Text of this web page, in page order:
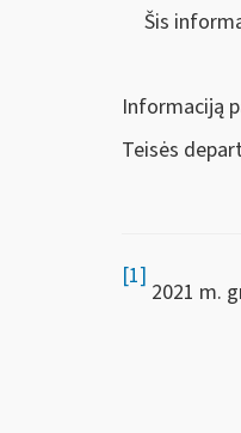
Šis
Informaciją
Teisės
[1]
2021 m.